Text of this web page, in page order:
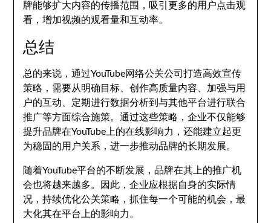
牌能够扩大内容的传播范围，吸引更多的用户点击观
看，增加视频的观看量和互动率。
总结
总的来说，通过YouTube网络公关公司打造高效宣传
策略，需要从明确目标、创作高质量内容、加强与用
户的互动、定期进行数据分析到与其他平台进行联合
推广等方面综合施策。通过这些策略，企业不仅能够
提升品牌在YouTube上的在线影响力，还能建立起更
为稳固的用户关系，进一步推动品牌的长期发展。
随着YouTube平台的不断发展，品牌在其上的推广机
会也将越来越多。因此，企业应根据自身的实际情
况，持续优化公关策略，抓住每一个可能的机会，最
大化其在平台上的影响力。